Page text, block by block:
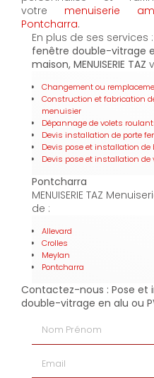
votre menuiserie
Pontcharra.
En plus de ses services :
fenêtre double-vitrage
maison, MENUISERIE TAZ
Changement ou
Construction et fabrication
menuisier
Dépannage de volets
Devis installation de porte
Devis pose et installation
Devis pose et installation
Pontcharra
MENUISERIE TAZ
de :
Allevard
Crolles
Meylan
Pontcharra
Contactez-nous : Pose et
double-vitrage en alu ou